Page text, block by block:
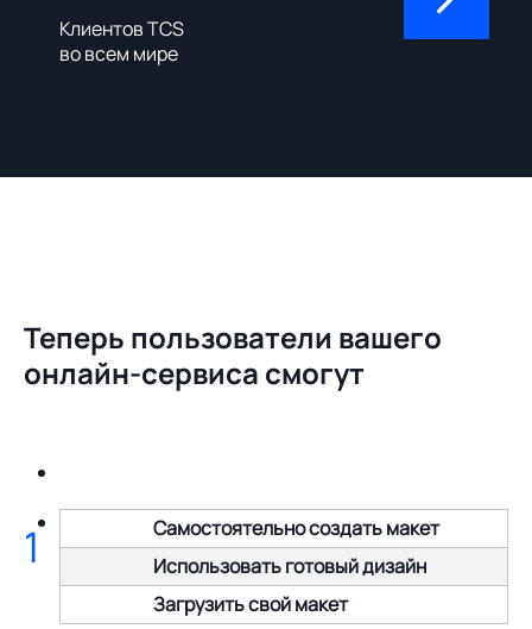
Клиентов TCS
во всем мире
Теперь пользователи вашего
онлайн-сервиса смогут
Самостоятельно создать макет
Использовать готовый дизайн
Загрузить свой макет
1